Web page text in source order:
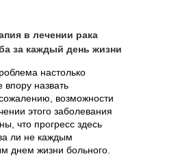
в лечении рака
за каждый день жизни
настолько
впору назвать
возможности
этого заболевания
что прогресс здесь
ли не каждым
днем жизни больного.